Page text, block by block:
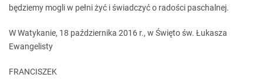
będziemy mogli w pełni żyć i świadczyć o radości paschalnej.
W Watykanie, 18 października 2016 r., w Święto św. Łukasza
Ewangelisty
FRANCISZEK